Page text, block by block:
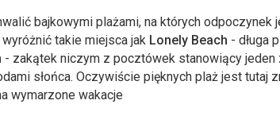
bajkowymi plażami, na których odpoczynek
takie miejsca jak Lonely Beach - długa
- zakątek niczym z pocztówek stanowiący jeden
słońca. Oczywiście pięknych plaż jest tutaj
wymarzone wakacje